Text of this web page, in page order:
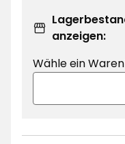
anzeigen:
Wähle ein